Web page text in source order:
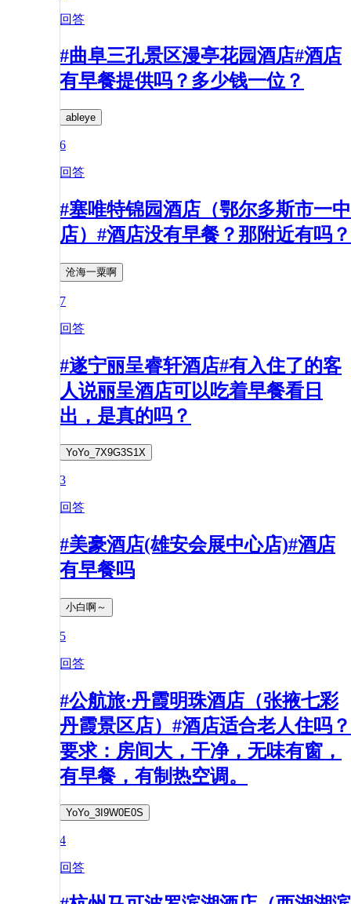
回答
#曲阜三孔景区漫亭花园酒店#酒店
有早餐提供吗？多少钱一位？
ableye
6
回答
#塞唯特锦园酒店（鄂尔多斯市一中
店）#酒店没有早餐？那附近有吗？
沧海一粟啊
7
回答
#遂宁丽呈睿轩酒店#有入住了的客
人说丽呈酒店可以吃着早餐看日
出，是真的吗？
YoYo_7X9G3S1X
3
回答
#美豪酒店(雄安会展中心店)#酒店
有早餐吗
小白啊～
5
回答
#公航旅·丹霞明珠酒店（张掖七彩
丹霞景区店）#酒店适合老人住吗？
要求：房间大，干净，无味有窗，
有早餐，有制热空调。
YoYo_3I9W0E0S
4
回答